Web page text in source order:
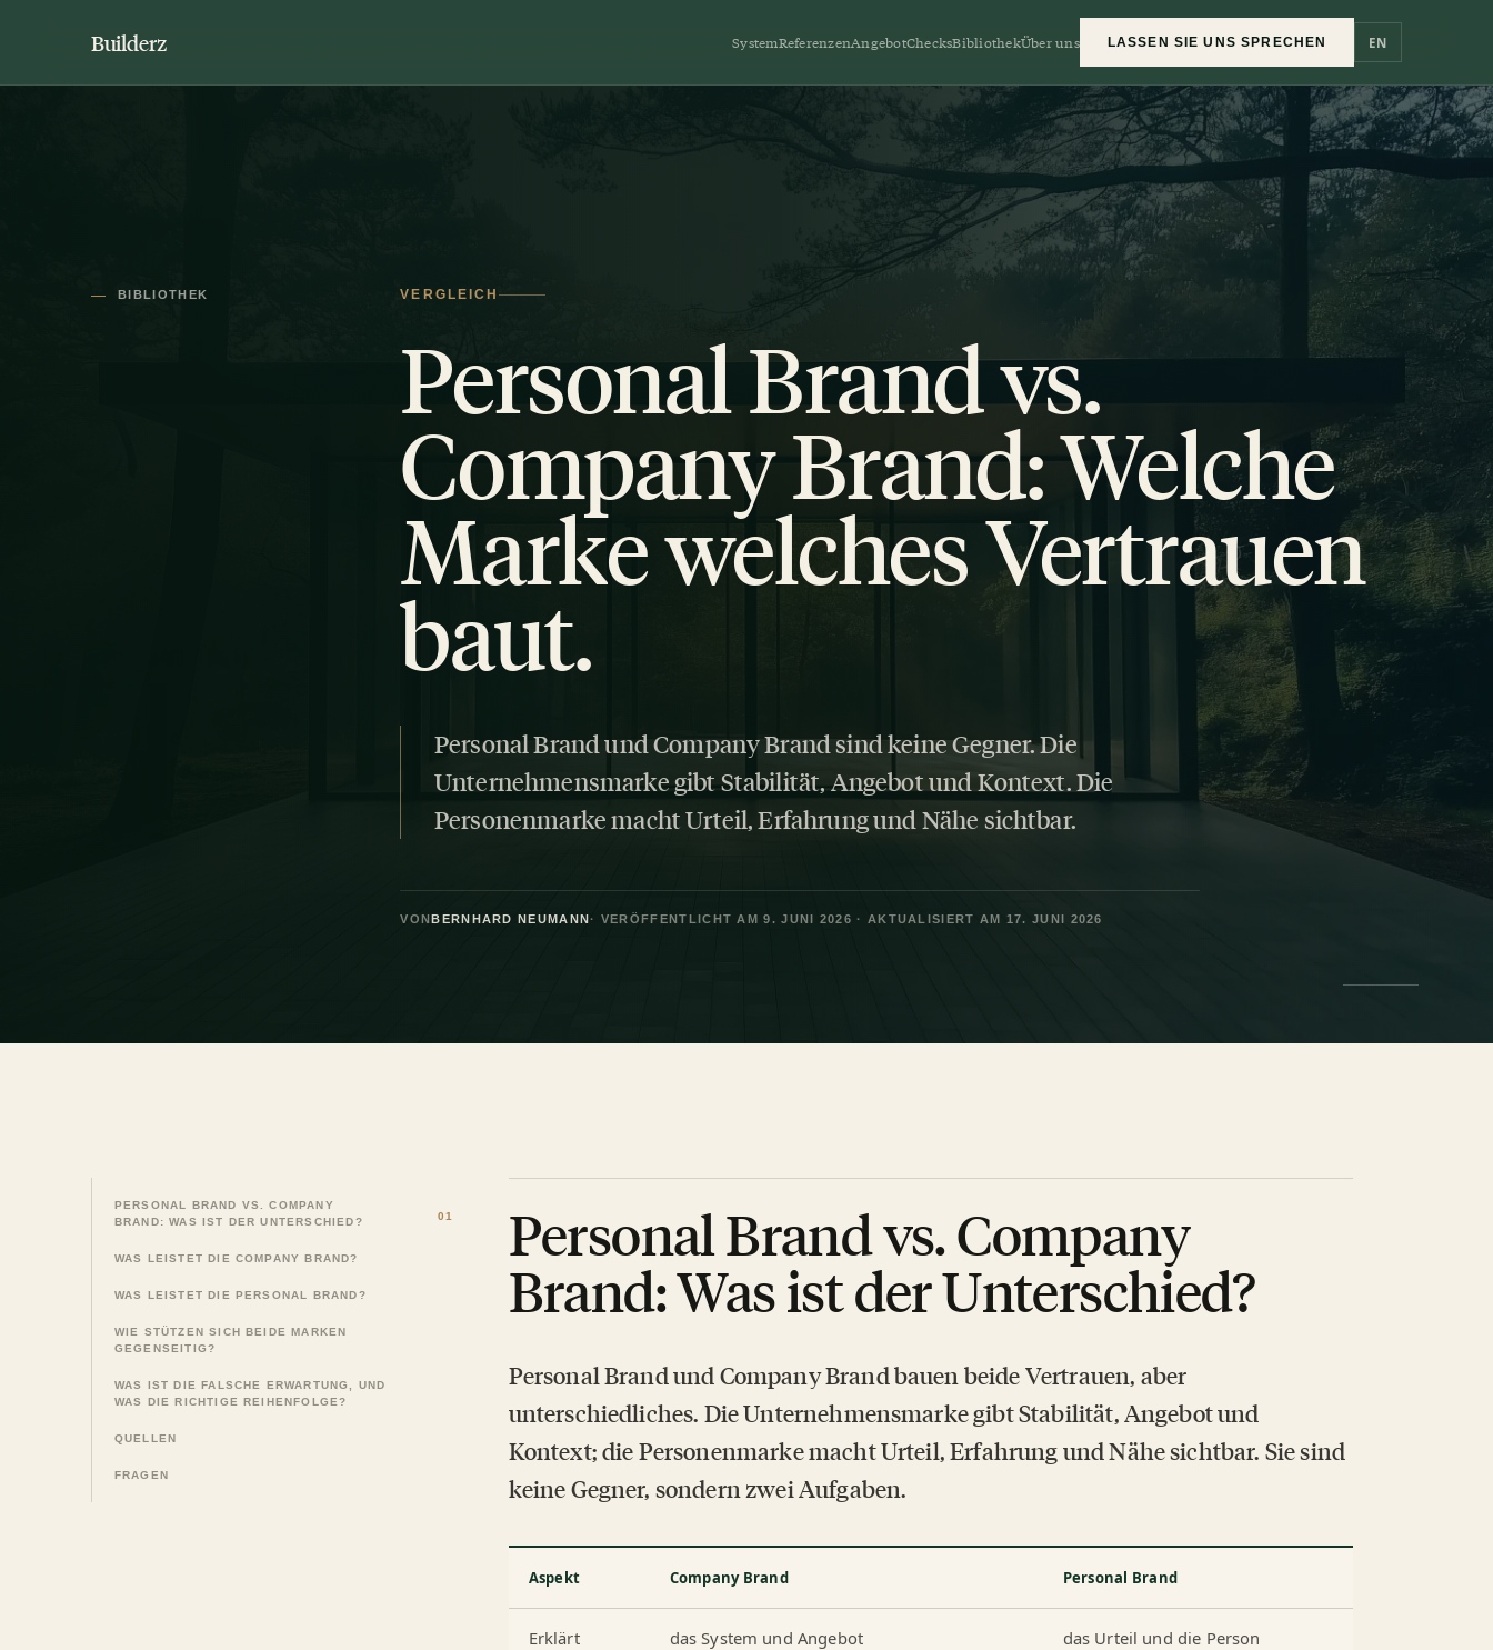
Builderz SystemReferenzenAngebotChecksBibliothekÜber uns LASSEN SIE UNS SPRECHEN EN
BIBLIOTHEK VERGLEICH
Personal Brand vs.
Company Brand: Welche
Marke welches Vertrauen
baut.
Personal Brand und Company Brand sind keine Gegner. Die
Unternehmensmarke gibt Stabilität, Angebot und Kontext. Die
Personenmarke macht Urteil, Erfahrung und Nähe sichtbar.
VONBERNHARD NEUMANN· VERÖFFENTLICHT AM 9. JUNI 2026 · AKTUALISIERT AM 17. JUNI 2026
PERSONAL BRAND VS. COMPANY
BRAND: WAS IST DER UNTERSCHIED?
WAS LEISTET DIE COMPANY BRAND?
WAS LEISTET DIE PERSONAL BRAND?
WIE STÜTZEN SICH BEIDE MARKEN
GEGENSEITIG?
WAS IST DIE FALSCHE ERWARTUNG, UND
WAS DIE RICHTIGE REIHENFOLGE?
QUELLEN
FRAGEN
Personal Brand vs. Company
Brand: Was ist der Unterschied?
Personal Brand und Company Brand bauen beide Vertrauen, aber
unterschiedliches. Die Unternehmensmarke gibt Stabilität, Angebot und
Kontext; die Personenmarke macht Urteil, Erfahrung und Nähe sichtbar. Sie sind
keine Gegner, sondern zwei Aufgaben.
Aspekt Company Brand Personal Brand
Erklärt das System und Angebot das Urteil und die Person